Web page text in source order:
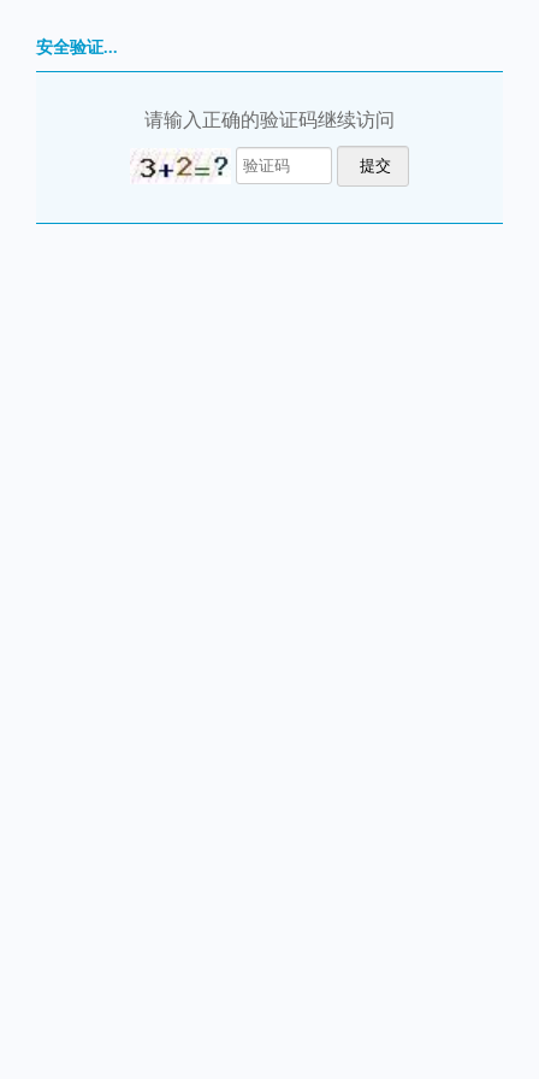
安全验证...
请输入正确的验证码继续访问